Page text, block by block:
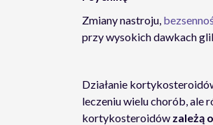
Zmiany nastroju,
przy wysokich dawkach
Działanie
leczeniu wielu chorób, ale
kortykosteroidów zależą